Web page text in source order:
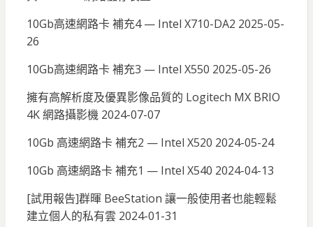
10Gb高速網路卡 補充4 — Intel X710-DA2 2025-05-
26
10Gb高速網路卡 補充3 — Intel X550 2025-05-26
擁有高解析度及優異影像品質的 Logitech MX BRIO
4K 網路攝影機 2024-07-07
10Gb 高速網路卡 補充2 — Intel X520 2024-05-24
10Gb 高速網路卡 補充1 — Intel X540 2024-04-13
[試用報告]群暉 BeeStation 讓一般使用者也能輕鬆
建立個人的私有雲 2024-01-31